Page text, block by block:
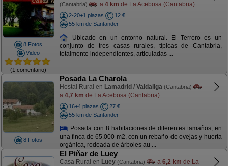
8 Fotos
Video
(1 comentario)
(Cantabria) a 4 km de La Acebosa (Cantabria)
2-20+1 plazas
12 €
55 km de Santander
Ubicado en un entorno natural. El Terrero es un
conjunto de tres casas rurales, típicas de Cantabria,
totalmente independientes, articuladas ...
8 Fotos
Posada La Charola
Hostal Rural en Lamadrid / Valdaliga (Cantabria)
a 4,7 km de La Acebosa (Cantabria)
16+4 plazas
27 €
55 km de Santander
Posada con 8 habitaciones de diferentes tamaños, en
una finca de 65.000 m2, con un rebaño de ovejas y huerta
orgánica, rodeada de árboles au ...
El Piñar de Luey
Casa Rural en Luey (Cantabria) a 6,2 km de La